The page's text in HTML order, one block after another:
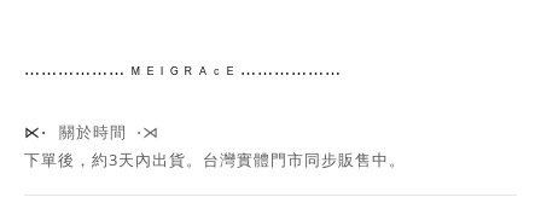
⋯⋯ ⋯⋯⋯⋯ ᴹ ᴱ ᴵ ᴳ ᴿ ᴬ ᶜ ᴱ ⋯⋯⋯⋯ ⋯⋯
⋉⋅ 關於時間 ⋅⋊
下單後，約3天內出貨。台灣實體門市同步販售中。